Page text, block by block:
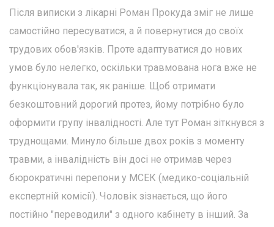
Після виписки з лікарні Роман Прокуда зміг не лише
самостійно пересуватися, а й повернутися до своїх
трудових обов'язків. Проте адаптуватися до нових
умов було нелегко, оскільки травмована нога вже не
функціонувала так, як раніше. Щоб отримати
безкоштовний дорогий протез, йому потрібно було
оформити групу інвалідності. Але тут Роман зіткнувся з
труднощами. Минуло більше двох років з моменту
травми, а інвалідність він досі не отримав через
бюрократичні перепони у МСЕК (медико-соціальній
експертній комісії). Чоловік зізнається, що його
постійно "переводили" з одного кабінету в інший. За